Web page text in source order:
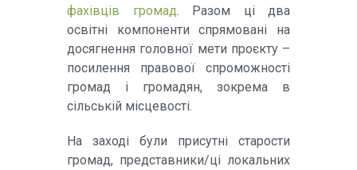
фахівців громад. Разом ці два
освітні компоненти спрямовані на
досягнення головної мети проєкту –
посилення правової спроможності
громад і громадян, зокрема в
сільській місцевості.
На заході були присутні старости
громад, представники/ці локальних